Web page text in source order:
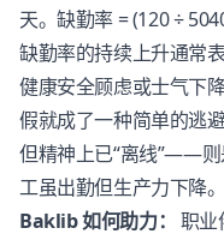
天。缺勤率 = (120 ÷
缺勤率的持续上升通常
健康安全顾虑或士气下
假就成了一种简单的逃
但精神上已“离线”——则
工虽出勤但生产力下降。
Baklib 如何助力： 职业